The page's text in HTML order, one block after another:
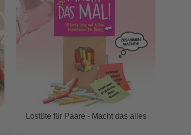
Lostüte für Paare - Macht das alles